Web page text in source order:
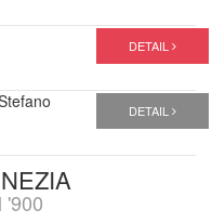
DETAIL
DETAIL
'900